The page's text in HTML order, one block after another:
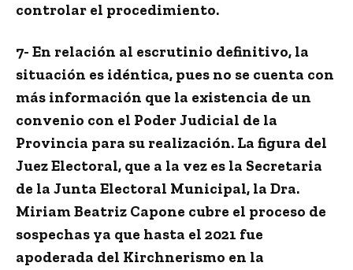
controlar el procedimiento.
7- En relación al escrutinio definitivo, la
situación es idéntica, pues no se cuenta con
más información que la existencia de un
convenio con el Poder Judicial de la
Provincia para su realización. La figura del
Juez Electoral, que a la vez es la Secretaria
de la Junta Electoral Municipal, la Dra.
Miriam Beatriz Capone cubre el proceso de
sospechas ya que hasta el 2021 fue
apoderada del Kirchnerismo en la